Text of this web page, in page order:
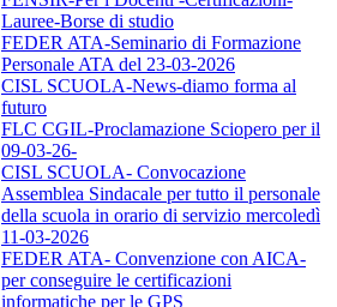
Lauree-Borse di studio
FEDER ATA-Seminario di Formazione
Personale ATA del 23-03-2026
CISL SCUOLA-News-diamo forma al
futuro
FLC CGIL-Proclamazione Sciopero per il
09-03-26-
CISL SCUOLA- Convocazione
Assemblea Sindacale per tutto il personale
della scuola in orario di servizio mercoledì
11-03-2026
FEDER ATA- Convenzione con AICA-
per conseguire le certificazioni
informatiche per le GPS